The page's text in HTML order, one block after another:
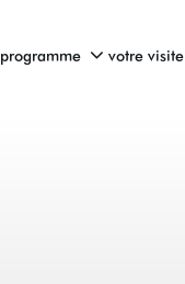
programme votre visite